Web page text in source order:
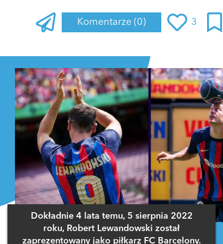
Komentarze (0) 3
Dokładnie 4 lata temu, 5 sierpnia 2022
roku, Robert Lewandowski został
zaprezentowany jako piłkarz FC Barcelony.